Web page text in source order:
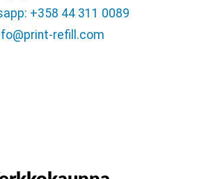
+358 44 311 0089
refill.com